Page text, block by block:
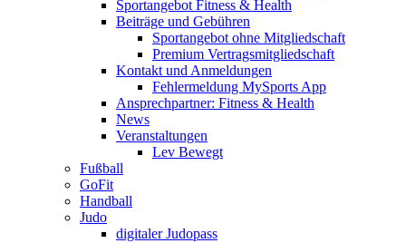
Sportangebot Fitness & Health
Beiträge und Gebühren
Sportangebot ohne Mitgliedschaft
Premium Vertragsmitgliedschaft
Kontakt und Anmeldungen
Fehlermeldung MySports App
Ansprechpartner: Fitness & Health
News
Veranstaltungen
Lev Bewegt
Fußball
GoFit
Handball
Judo
digitaler Judopass